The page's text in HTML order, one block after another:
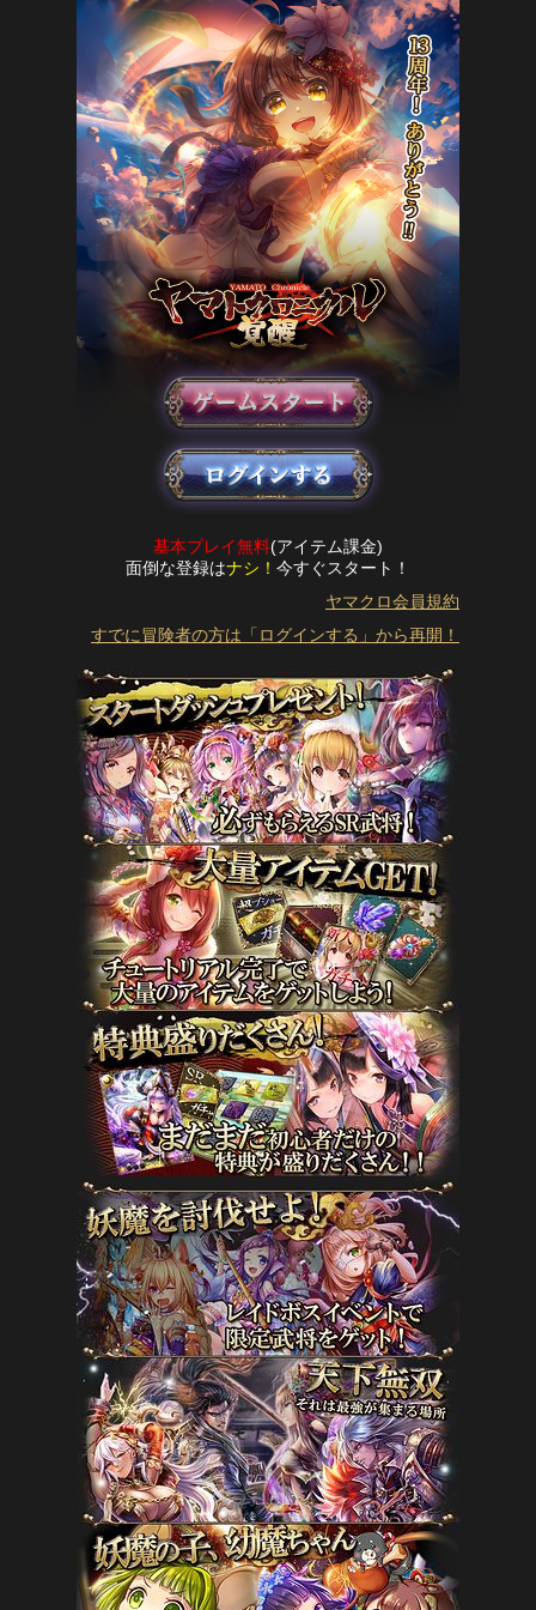
基本プレイ無料(アイテム課金)
面倒な登録はナシ！ 今すぐスタート！
ヤマクロ会員規約
すでに冒険者の方は「ログインする」から再開！